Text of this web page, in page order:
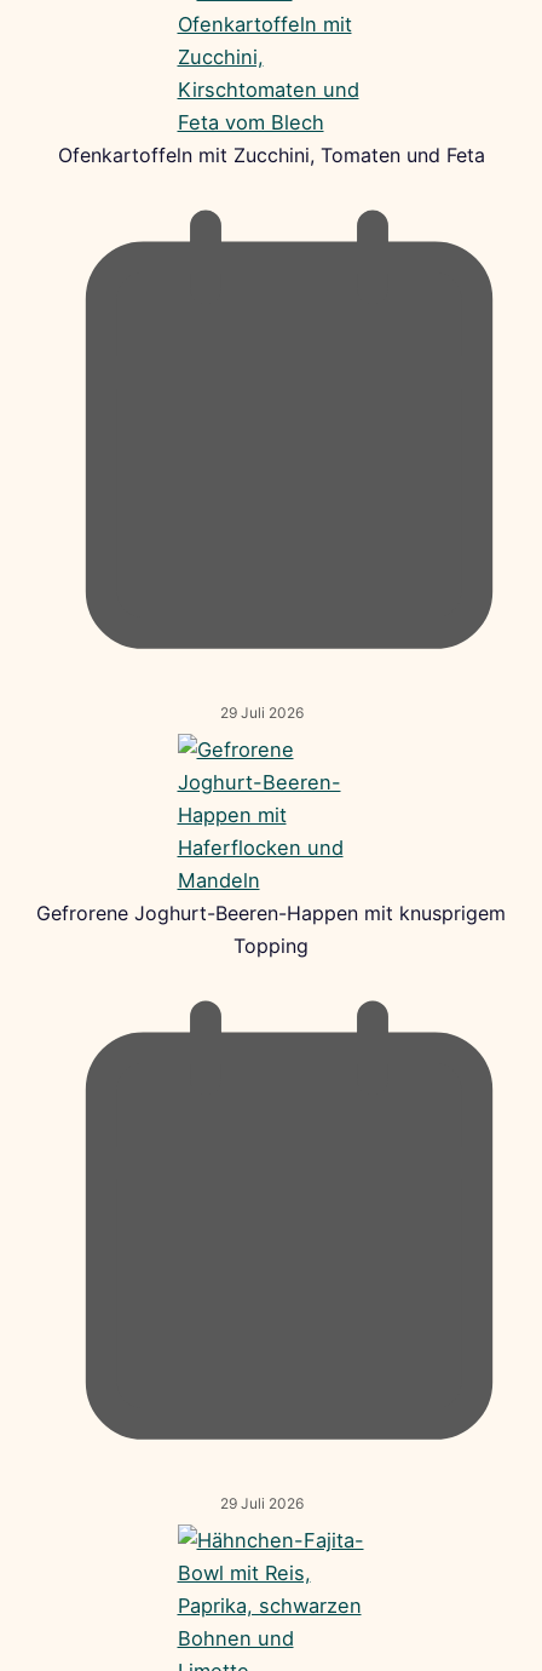
Ofenkartoffeln mit Zucchini, Tomaten und Feta
29 Juli 2026
Gefrorene Joghurt-Beeren-Happen mit knusprigem
Topping
29 Juli 2026